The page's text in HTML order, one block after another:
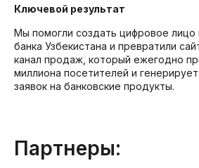
Ключевой результат
Мы помогли создать цифровое лицо
банка Узбекистана и превратили
канал продаж, который ежегодно
миллиона посетителей и
заявок на банковские продукты.
Партнеры: